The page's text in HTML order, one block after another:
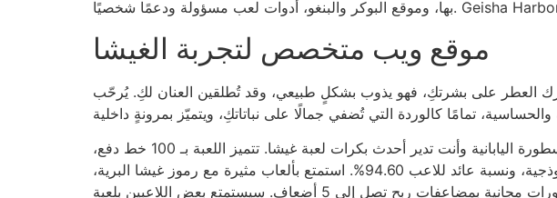
موقع ويب متخصص لتجربة الغيشا
العطر على بشرتكِ، فهو يذوب بشكلٍ طبيعي، وقد تُطلقين العنان لكِ. يُرحّب
انغمس في الأسطورة اليابانية وأنت تدير أحدث بكرات لعبة غيشا. تتميز اللعبة بـ 100 خط دفع،
وتقلبات نموذجية، ونسبة عائد للاعب 94.60%. استمتع بألعاب مثيرة مع رموز غيشا البرية،
واحصل على دورات مجانية بمضاعفات ربح تصل إلى 5 أضعاف. سيستمتع بعض اللاعبين بلعبة